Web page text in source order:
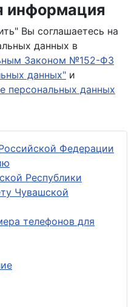
информация
Вы соглашаетесь на
данных в
Законом №152-ФЗ
данных" и
персональных данных
Федерации
Республики
Чувашской
телефонов для